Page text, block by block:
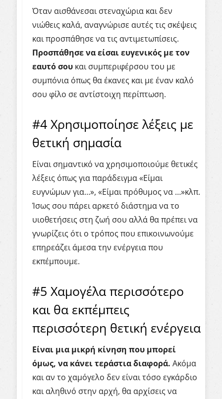
Όταν αισθάνεσαι στεναχώρια και δεν
νιώθεις καλά, αναγνώρισε αυτές τις σκέψεις
και προσπάθησε να τις αντιμετωπίσεις.
Προσπάθησε να είσαι ευγενικός με τον
εαυτό σου και συμπεριφέρσου του με
συμπόνια όπως θα έκανες και με έναν καλό
σου φίλο σε αντίστοιχη περίπτωση.
#4 Χρησιμοποίησε λέξεις με
θετική σημασία
Είναι σημαντικό να χρησιμοποιούμε θετικές
λέξεις όπως για παράδειγμα «Είμαι
ευγνώμων για…», «Είμαι πρόθυμος να …»κλπ.
Ίσως σου πάρει αρκετό διάστημα να το
υιοθετήσεις στη ζωή σου αλλά θα πρέπει να
γνωρίζεις ότι ο τρόπος που επικοινωνούμε
επηρεάζει άμεσα την ενέργεια που
εκπέμπουμε.
#5 Χαμογέλα περισσότερο
και θα εκπέμπεις
περισσότερη θετική ενέργεια
Είναι μια μικρή κίνηση που μπορεί
όμως, να κάνει τεράστια διαφορά. Ακόμα
και αν το χαμόγελο δεν είναι τόσο εγκάρδιο
και αληθινό στην αρχή, θα αρχίσεις να